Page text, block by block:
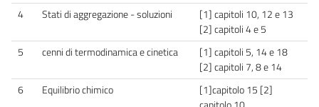
4
Stati di aggregazione - soluzioni
[1] capitoli 10, 12 e 13
[2] capitoli 4 e 5
5
cenni di termodinamica e cinetica
[1] capitoli 5, 14 e 18
[2] capitoli 7, 8 e 14
6
Equilibrio chimico
[1]capitolo 15 [2]